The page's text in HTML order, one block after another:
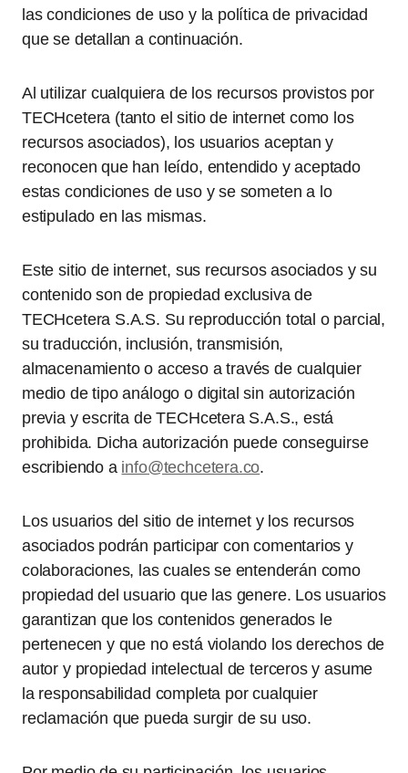
las condiciones de uso y la política de privacidad
que se detallan a continuación.
Al utilizar cualquiera de los recursos provistos por
TECHcetera (tanto el sitio de internet como los
recursos asociados), los usuarios aceptan y
reconocen que han leído, entendido y aceptado
estas condiciones de uso y se someten a lo
estipulado en las mismas.
Este sitio de internet, sus recursos asociados y su
contenido son de propiedad exclusiva de
TECHcetera S.A.S. Su reproducción total o parcial,
su traducción, inclusión, transmisión,
almacenamiento o acceso a través de cualquier
medio de tipo análogo o digital sin autorización
previa y escrita de TECHcetera S.A.S., está
prohibida. Dicha autorización puede conseguirse
escribiendo a info@techcetera.co.
Los usuarios del sitio de internet y los recursos
asociados podrán participar con comentarios y
colaboraciones, las cuales se entenderán como
propiedad del usuario que las genere. Los usuarios
garantizan que los contenidos generados le
pertenecen y que no está violando los derechos de
autor y propiedad intelectual de terceros y asume
la responsabilidad completa por cualquier
reclamación que pueda surgir de su uso.